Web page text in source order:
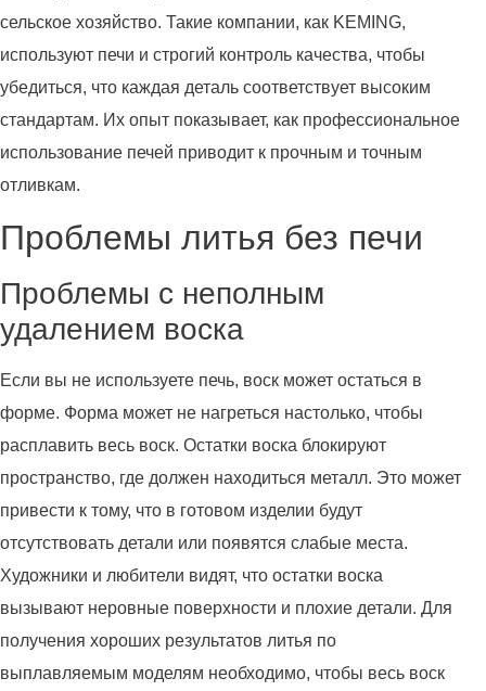
сельское хозяйство. Такие компании, как KEMING,
используют печи и строгий контроль качества, чтобы
убедиться, что каждая деталь соответствует высоким
стандартам. Их опыт показывает, как профессиональное
использование печей приводит к прочным и точным
отливкам.
Проблемы литья без печи
Проблемы с неполным
удалением воска
Если вы не используете печь, воск может остаться в
форме. Форма может не нагреться настолько, чтобы
расплавить весь воск. Остатки воска блокируют
пространство, где должен находиться металл. Это может
привести к тому, что в готовом изделии будут
отсутствовать детали или появятся слабые места.
Художники и любители видят, что остатки воска
вызывают неровные поверхности и плохие детали. Для
получения хороших результатов литья по
выплавляемым моделям необходимо, чтобы весь воск